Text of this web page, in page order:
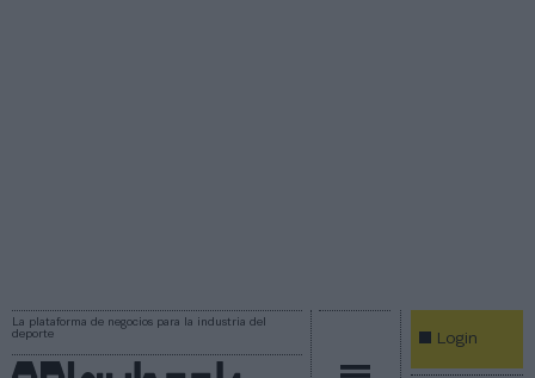
La plataforma de negocios para la industria del
deporte
Login